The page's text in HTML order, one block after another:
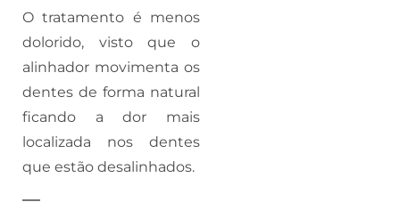
O tratamento é menos
dolorido, visto que o
alinhador movimenta os
dentes de forma natural
ficando a dor mais
localizada nos dentes
que estão desalinhados.